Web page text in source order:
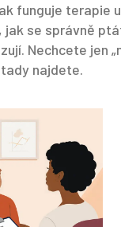
funguje terapie
jak se správně
Nechcete jen
najdete.